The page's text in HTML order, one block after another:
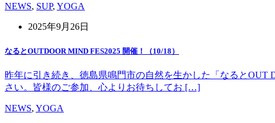
NEWS, SUP, YOGA
2025年9月26日
なるとOUTDOOR MIND FES2025 開催！（10/18）
昨年に引き続き、徳島県鳴門市の自然を生かした「なるとOUT
さい。皆様のご参加、心よりお待ちしてお […]
NEWS, YOGA